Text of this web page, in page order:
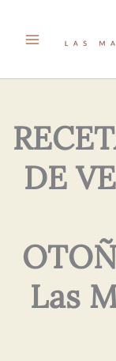
DE
Las
Electrónico*